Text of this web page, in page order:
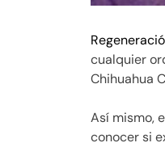
cualquier
Chihuahua
Así mismo,
conocer si